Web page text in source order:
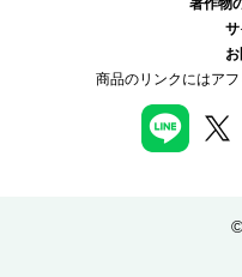
個
商品のリンクにはア